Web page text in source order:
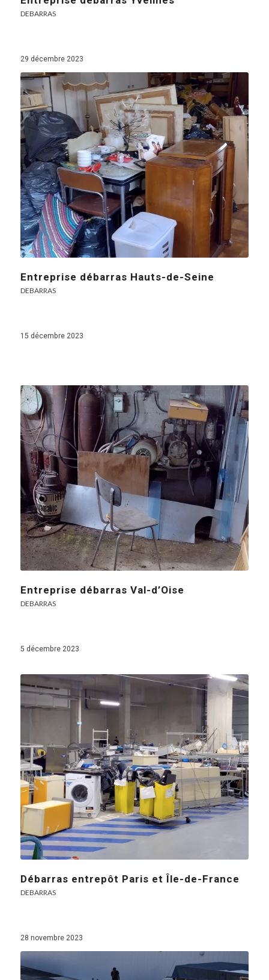
DEBARRAS
29 décembre 2023
Entreprise débarras Hauts-de-Seine
DEBARRAS
15 décembre 2023
Entreprise débarras Val-d’Oise
DEBARRAS
5 décembre 2023
Débarras entrepôt Paris et Île-de-France
DEBARRAS
28 novembre 2023